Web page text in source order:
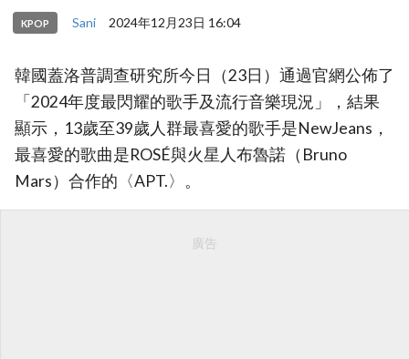
KPOP Sani 2024年12月23日 16:04
韓國蓋洛普調查研究所今日（23日）通過官網公佈了
「2024年度最閃耀的歌手及流行音樂現況」，結果
顯示，13歲至39歲人群最喜愛的歌手是NewJeans，
最喜愛的歌曲是ROSÉ與火星人布魯諾（Bruno
Mars）合作的〈APT.〉。
廣告